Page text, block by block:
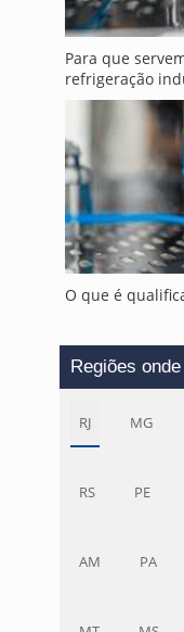
Para que
refrigeração
O que é
Regiões
RJ MG
RS PE
AM PA